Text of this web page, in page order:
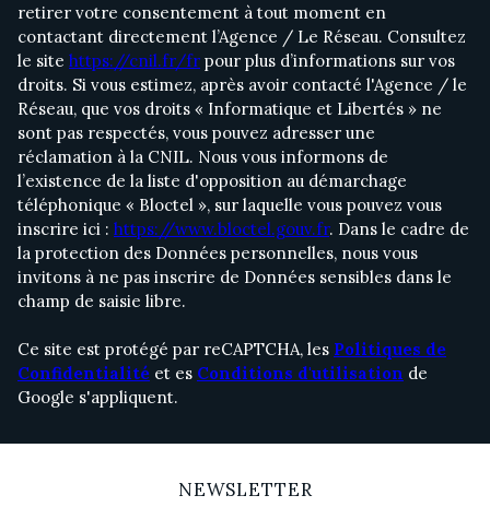
retirer votre consentement à tout moment en
contactant directement l’Agence / Le Réseau. Consultez
le site https://cnil.fr/fr pour plus d’informations sur vos
droits. Si vous estimez, après avoir contacté l'Agence / le
Réseau, que vos droits « Informatique et Libertés » ne
sont pas respectés, vous pouvez adresser une
réclamation à la CNIL. Nous vous informons de
l’existence de la liste d'opposition au démarchage
téléphonique « Bloctel », sur laquelle vous pouvez vous
inscrire ici : https://www.bloctel.gouv.fr. Dans le cadre de
la protection des Données personnelles, nous vous
invitons à ne pas inscrire de Données sensibles dans le
champ de saisie libre.
Ce site est protégé par reCAPTCHA, les Politiques de
Confidentialité et es Conditions d'utilisation de
Google s'appliquent.
NEWSLETTER